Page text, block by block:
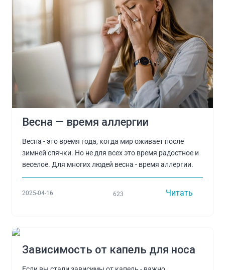
Весна — время аллергии
Весна - это время года, когда мир оживает после
зимней спячки. Но не для всех это время радостное и
веселое. Для многих людей весна - время аллергии.
2025-04-16 623 Читать
Зависимость от капель для носа